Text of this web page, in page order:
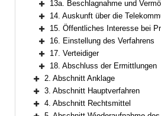
Bereich erweitern
13a. Beschlagnahme und Vermögensarrest zur Sicherung der
Bereich erweitern
14. Auskunft über die
Bereich erweitern
15. Öffentliches Interesse bei
Bereich erweitern
16. Einstellung des Verfahrens
Bereich erweitern
17. Verteidiger
Bereich erweitern
18. Abschluss der Ermittlungen
Bereich erweitern
2. Abschnitt Anklage
Bereich erweitern
3. Abschnitt Hauptverfahren
Bereich erweitern
4. Abschnitt Rechtsmittel